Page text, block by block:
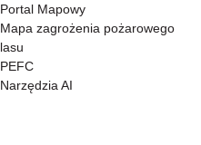
Portal Mapowy
Mapa zagrożenia pożarowego
lasu
PEFC
Narzędzia AI